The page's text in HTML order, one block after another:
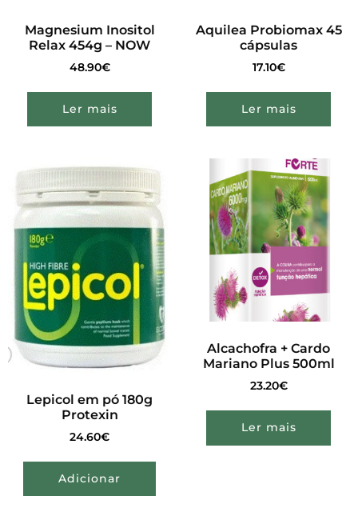
Magnesium Inositol
Relax 454g – NOW
48.90€
Ler mais
Aquilea Probiomax 45
cápsulas
17.10€
Ler mais
Lepicol em pó 180g
Protexin
24.60€
Adicionar
Alcachofra + Cardo
Mariano Plus 500ml
23.20€
Ler mais